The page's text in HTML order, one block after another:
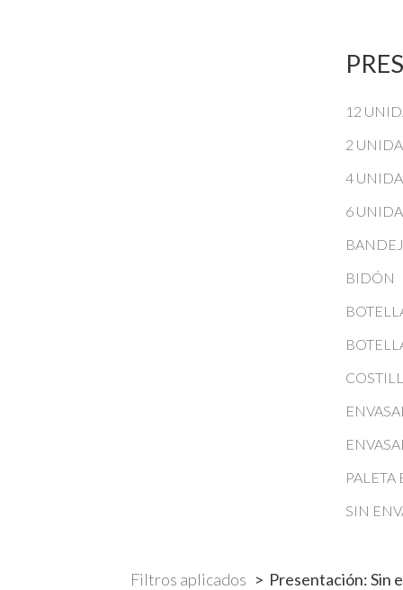
12
2
4
6
BIDÓN
PALETA
SIN
Filtros aplicados > Presentación: Sin